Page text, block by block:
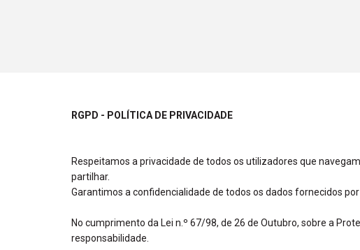
RGPD - POLÍTICA DE PRIVACIDADE
Respeitamos a privacidade de todos os utilizadores que
partilhar.
Garantimos a confidencialidade de todos os dados fornecidos
No cumprimento da Lei n.º 67/98, de 26 de Outubro, sobre a
responsabilidade.